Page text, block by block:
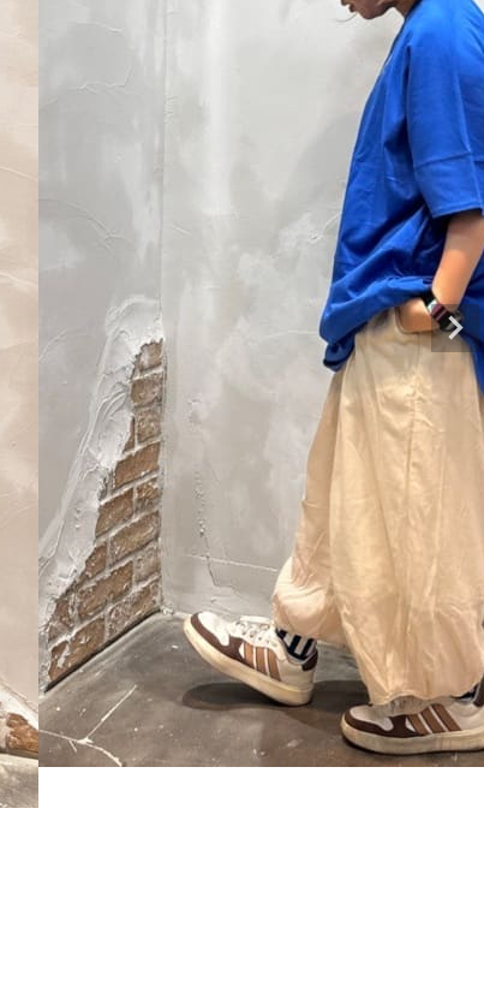
アイテムカテゴリー
ボトムス
アウター・コート
スカート
ワンピース
アクセサリー
ご利用ガイド
お支払い・発送について
お問い合わせ